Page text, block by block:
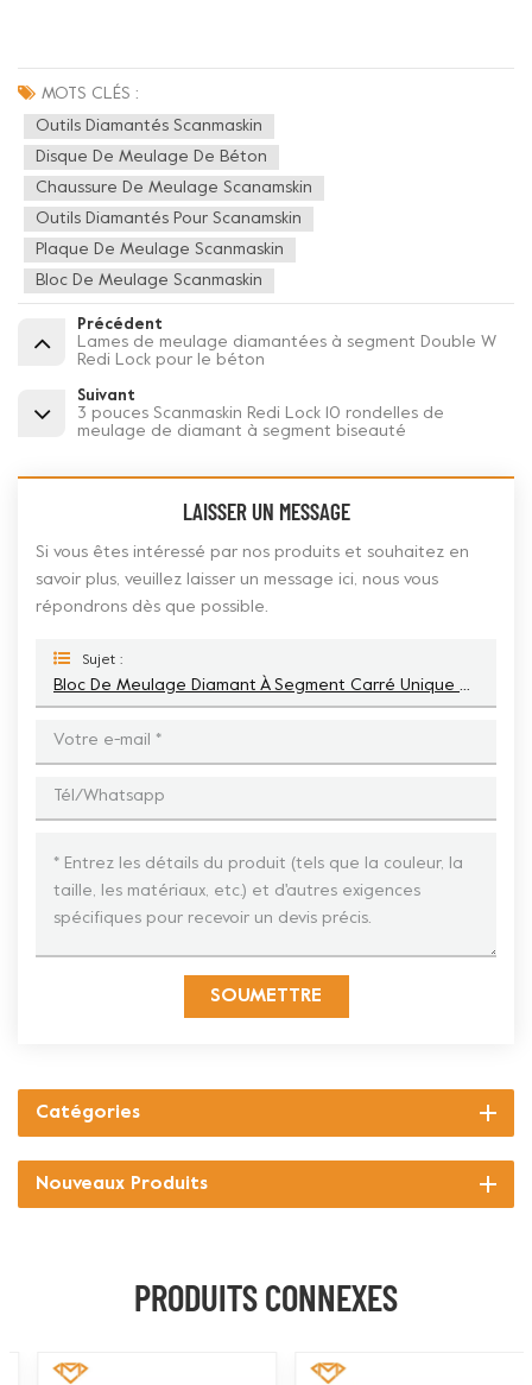
MOTS CLÉS :
Outils Diamantés Scanmaskin
Disque De Meulage De Béton
Chaussure De Meulage Scanamskin
Outils Diamantés Pour Scanamskin
Plaque De Meulage Scanmaskin
Bloc De Meulage Scanmaskin
Précédent
Lames de meulage diamantées à segment Double W
Redi Lock pour le béton
Suivant
3 pouces Scanmaskin Redi Lock 10 rondelles de
meulage de diamant à segment biseauté
LAISSER UN MESSAGE
Si vous êtes intéressé par nos produits et souhaitez en
savoir plus, veuillez laisser un message ici, nous vous
répondrons dès que possible.
Sujet :
Bloc De Meulage Diamant À Segment Carré Unique Scanmaskin Redi Lock
SOUMETTRE
Catégories
Nouveaux Produits
PRODUITS CONNEXES